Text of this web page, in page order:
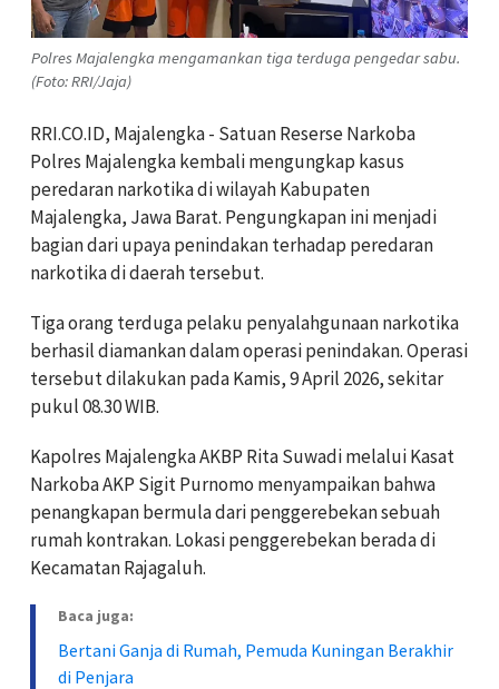
Polres Majalengka mengamankan tiga terduga pengedar sabu.
(Foto: RRI/Jaja)
RRI.CO.ID, Majalengka - Satuan Reserse Narkoba
Polres Majalengka kembali mengungkap kasus
peredaran narkotika di wilayah Kabupaten
Majalengka, Jawa Barat. Pengungkapan ini menjadi
bagian dari upaya penindakan terhadap peredaran
narkotika di daerah tersebut.
Tiga orang terduga pelaku penyalahgunaan narkotika
berhasil diamankan dalam operasi penindakan. Operasi
tersebut dilakukan pada Kamis, 9 April 2026, sekitar
pukul 08.30 WIB.
Kapolres Majalengka AKBP Rita Suwadi melalui Kasat
Narkoba AKP Sigit Purnomo menyampaikan bahwa
penangkapan bermula dari penggerebekan sebuah
rumah kontrakan. Lokasi penggerebekan berada di
Kecamatan Rajagaluh.
Baca juga:
Bertani Ganja di Rumah, Pemuda Kuningan Berakhir
di Penjara